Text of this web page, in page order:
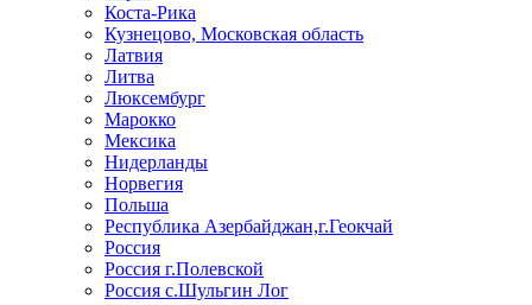
Коста-Рика
Кузнецово, Московская область
Латвия
Литва
Люксембург
Марокко
Мексика
Нидерланды
Норвегия
Польша
Республика Азербайджан,г.Геокчай
Россия
Россия г.Полевской
Россия с.Шульгин Лог